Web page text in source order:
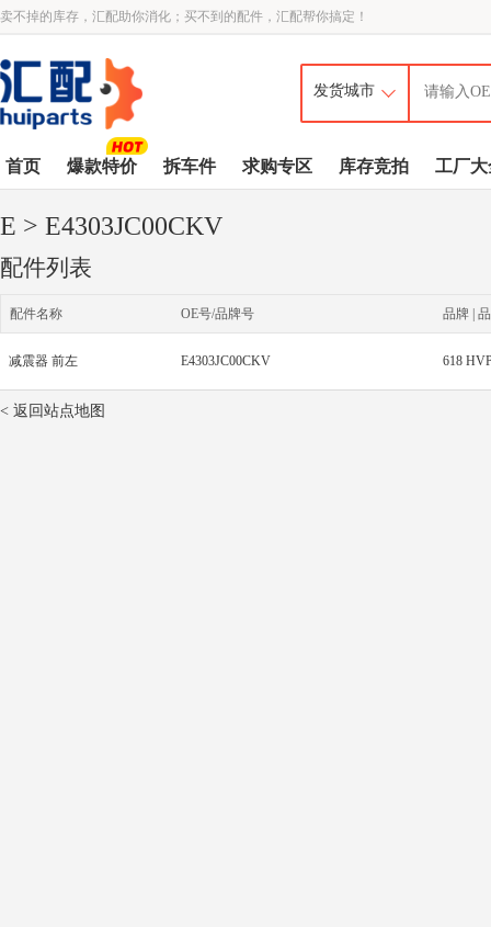
卖不掉的库存，汇配助你消化；买不到的配件，汇配帮你搞定！
首页 爆款特价 拆车件 求购专区 库存竞拍 工厂大
E > E4303JC00CKV
配件列表
配件名称 OE号/品牌号 品牌 |
减震器 前左 E4303JC00CKV 618
< 返回站点地图